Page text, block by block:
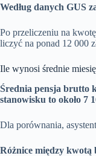
Według danych GUS
Po przeliczeniu na
liczyć na ponad 12 000
Ile wynosi średnie
Średnia pensja brutto
stanowisku to około 7
Dla porównania,
Różnice między